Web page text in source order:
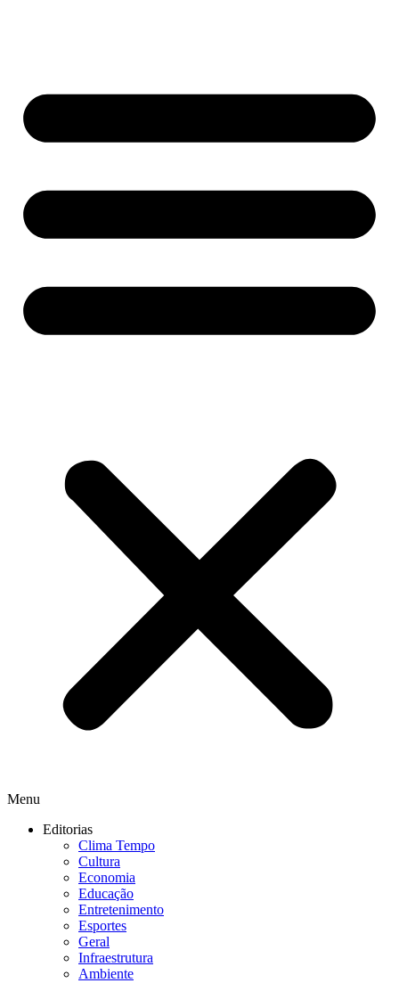
Menu
Editorias
Clima Tempo
Cultura
Economia
Educação
Entretenimento
Esportes
Geral
Infraestrutura
Ambiente